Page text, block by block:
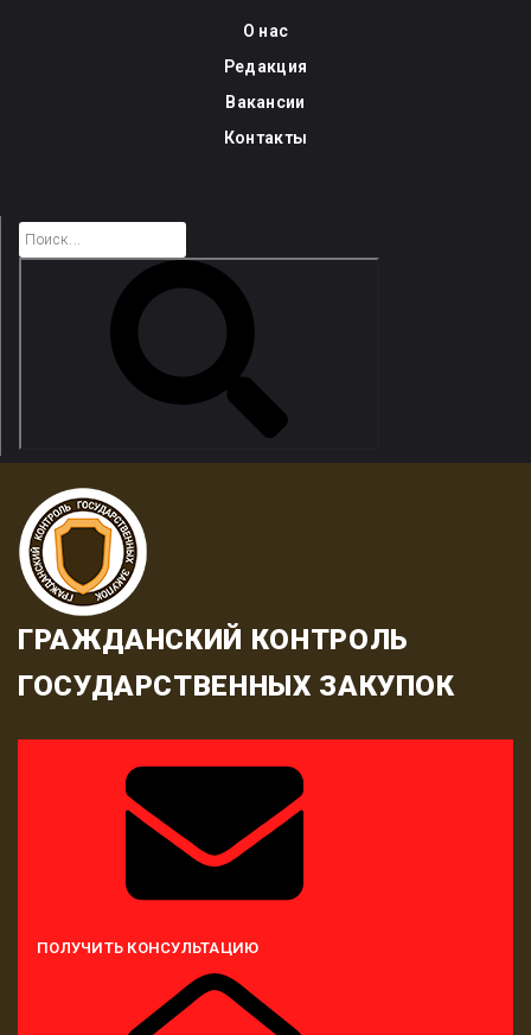
О нас
Редакция
Вакансии
Контакты
ГРАЖДАНСКИЙ КОНТРОЛЬ
ГОСУДАРСТВЕННЫХ ЗАКУПОК
ПОЛУЧИТЬ КОНСУЛЬТАЦИЮ